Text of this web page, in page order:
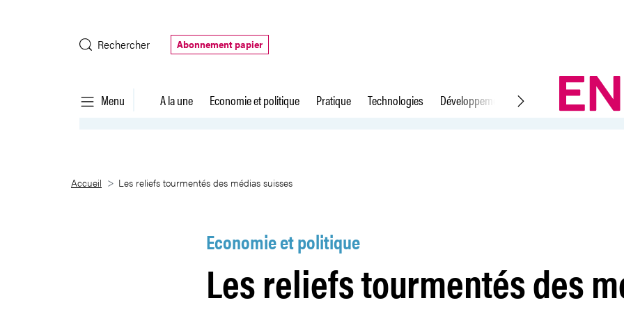
Rechercher
Abonnement papier
Menu A la une Economie et politique Pratique Technologies Développement durable Droit du travail
Les reliefs tourmentés des médias suisses
Accueil Les reliefs tourmentés des médias suisses
Economie et politique
Les reliefs tourmentés des